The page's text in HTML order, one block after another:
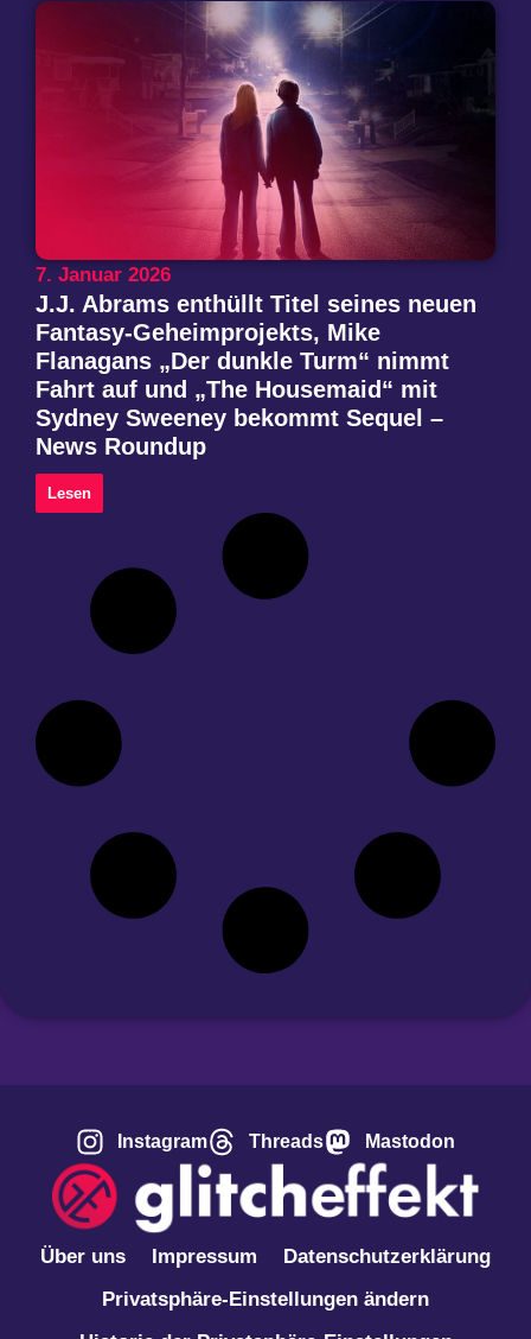
7. Januar 2026
J.J. Abrams enthüllt Titel seines neuen
Fantasy-Geheimprojekts, Mike
Flanagans „Der dunkle Turm“ nimmt
Fahrt auf und „The Housemaid“ mit
Sydney Sweeney bekommt Sequel –
News Roundup
Lesen
Instagram Threads Mastodon
Über uns Impressum
Datenschutzerklärung
Privatsphäre-Einstellungen ändern